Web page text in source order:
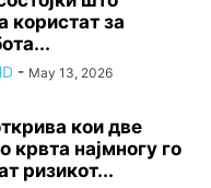
користат за
- May 13, 2026
кои две
крвта најмногу го
ризикот...